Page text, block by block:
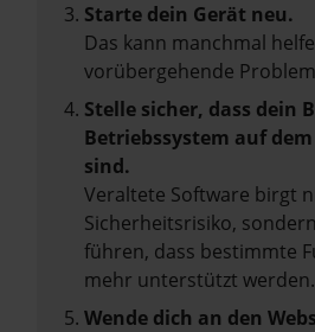
Starte dein Gerät neu.
Das kann manchmal
vorübergehende
Stelle sicher, dass dein
Betriebssystem auf
sind.
Veraltete Software birgt
Sicherheitsrisiko,
führen, dass bestimmte
mehr unterstützt werden.
Wende dich an den